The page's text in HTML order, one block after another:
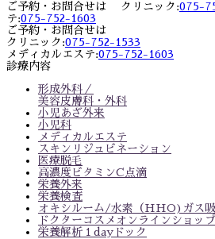
ご予約・お問合せは クリニック:075-
テ:075-752-1603
ご予約・お問合せは
クリニック:075-752-1533
メディカルエステ:075-752-1603
診療内容
形成外科／
美容皮膚科・外科
小児あざ外来
小児科
メディカルエステ
スキンリジュビネーション
医療脱毛
高濃度ビタミンC点滴
栄養外来
栄養検査
オキシルーム/水素（HHO)ガス
ドクターコスメオンラインショップ
栄養解析１dayドック